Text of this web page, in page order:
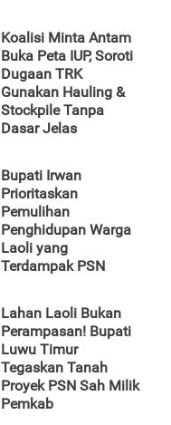
Koalisi Minta Antam
Buka Peta IUP, Soroti
Dugaan TRK
Gunakan Hauling &
Stockpile Tanpa
Dasar Jelas
Bupati Irwan
Prioritaskan
Pemulihan
Penghidupan Warga
Laoli yang
Terdampak PSN
Lahan Laoli Bukan
Perampasan! Bupati
Luwu Timur
Tegaskan Tanah
Proyek PSN Sah Milik
Pemkab